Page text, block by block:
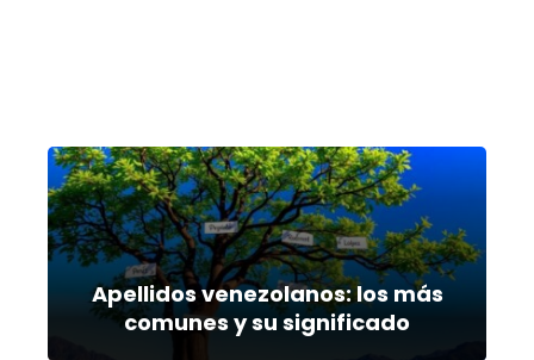
Apellidos venezolanos: los más
comunes y su significado